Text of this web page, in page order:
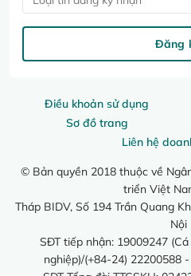
Điều khoản sử dụng
Sơ đồ trang
Liên hệ
© Bản quyền 2018 thuộc về
triển Việt
Tháp BIDV, Số 194 Trần Quang
Nội
SĐT tiếp nhận: 19009247
nghiệp)/(+84-24) 22200588
Đăng